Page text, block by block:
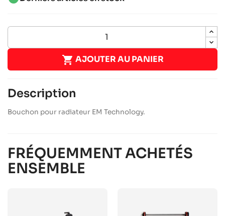
 AJOUTER AU PANIER
Description
Bouchon pour radiateur EM Technology.
FRÉQUEMMENT ACHETÉS
ENSEMBLE